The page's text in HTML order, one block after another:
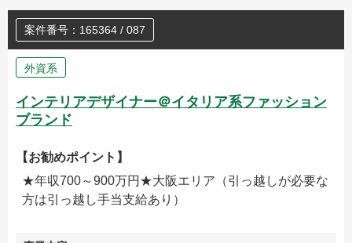
案件番号：165364 / 087
外資系
インテリアデザイナー＠イタリア系ファッション
ブランド
【お勧めポイント】
★年収700～900万円★大阪エリア（引っ越しが必要な
方は引っ越し手当支給あり）